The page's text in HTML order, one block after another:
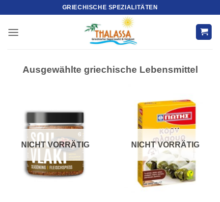
springen
GRIECHISCHE SPEZIALITÄTEN
Ausgewählte griechische Lebensmittel
NICHT VORRÄTIG NICHT VORRÄTIG